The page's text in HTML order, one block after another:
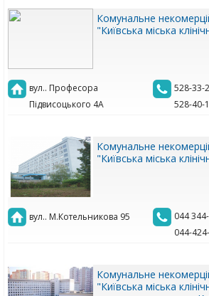
Комунальне
"Київська міська
вул.. Професора
Підвисоцького 4А
528-33-
528-40-
Комунальне
"Київська міська
вул.. М.Котельникова 95
044
044-
Комунальне
"Київська міська